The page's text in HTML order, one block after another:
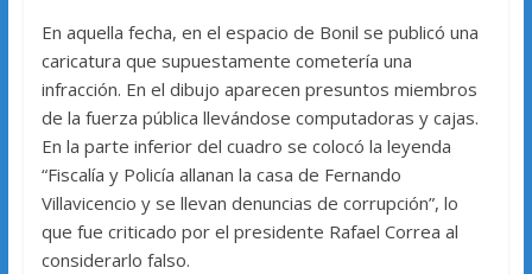
En aquella fecha, en el espacio de Bonil se publicó una
caricatura que supuestamente cometería una
infracción. En el dibujo aparecen presuntos miembros
de la fuerza pública llevándose computadoras y cajas.
En la parte inferior del cuadro se colocó la leyenda
“Fiscalía y Policía allanan la casa de Fernando
Villavicencio y se llevan denuncias de corrupción”, lo
que fue criticado por el presidente Rafael Correa al
considerarlo falso.